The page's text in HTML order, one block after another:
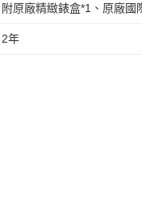
附原廠精緻錶盒*1、原廠國
2年